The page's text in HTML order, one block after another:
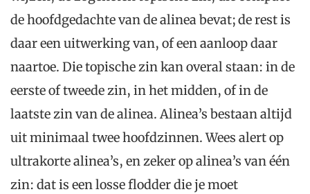
de hoofdgedachte van de alinea bevat; de rest is
daar een uitwerking van, of een aanloop daar
naartoe. Die topische zin kan overal staan: in de
eerste of tweede zin, in het midden, of in de
laatste zin van de alinea. Alinea’s bestaan altijd
uit minimaal twee hoofdzinnen. Wees alert op
ultrakorte alinea’s, en zeker op alinea’s van één
zin: dat is een losse flodder die je moet